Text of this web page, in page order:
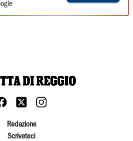
Redazione
Scriveteci